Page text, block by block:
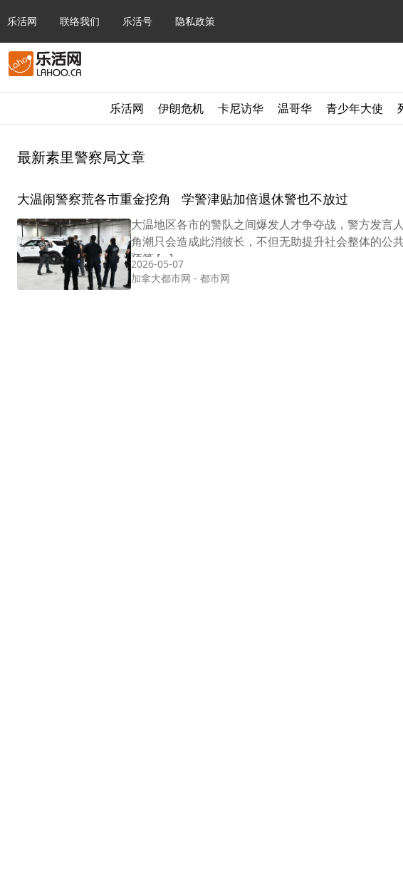
乐活网 联络我们 乐活号 隐私政策
乐活网 伊朗危机 卡尼访华 温哥华 青少年大使
最新素里警察局文章
大温闹警察荒各市重金挖角 学警津贴加倍退休警也不放过
大温地区各市的警队之间爆发人才争夺战，警方发言
角潮只会造成此消彼长，不但无助提升社会整体的公
预算 […]
2026-05-07
加拿大都市网 - 都市网